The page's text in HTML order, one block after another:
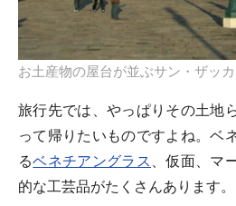
お土産物の屋台が並ぶサン・ザッ
旅行先では、やっぱりその土地
って帰りたいものですよね。ベ
るベネチアングラス 、仮面、マ
的な工芸品がたくさんあります。